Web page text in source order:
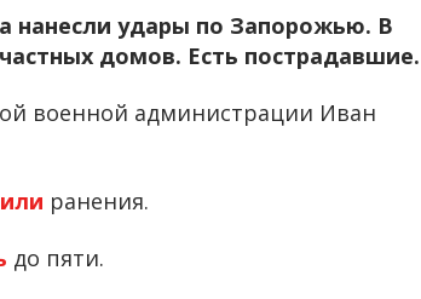
нанесли удары по Запорожью. В
домов. Есть пострадавшие.
военной администрации Иван
ранения.
до пяти.